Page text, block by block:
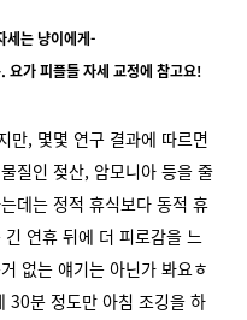
세는 냥이에게-
요가 피플들 자세 교정에 참고요!
만, 몇몇 연구 결과에 따르면
질인 젖산, 암모니아 등을 줄
데는 정적 휴식보다 동적 휴
연휴 뒤에 더 피로감을 느
없는 얘기는 아닌가 봐요ㅎ
30분 정도만 아침 조깅을 하